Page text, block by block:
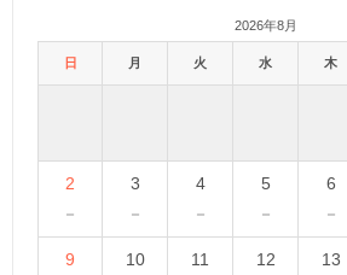
2026年8月
日 月 火 水 木
2
－
3
－
4
－
5
－
6
－
9
10
11
12
13